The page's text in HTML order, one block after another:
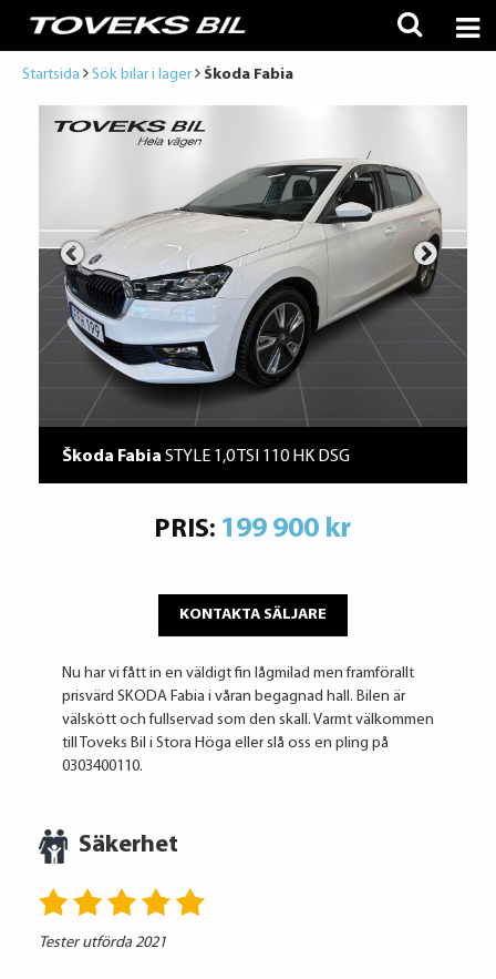
Startsida Sök bilar i lager Škoda Fabia
Škoda FabiaSTYLE 1,0 TSI 110 HK DSG
PRIS: 199 900 kr
KONTAKTA SÄLJARE
Nu har vi fått in en väldigt fin lågmilad men framförallt
prisvärd SKODA Fabia i våran begagnad hall. Bilen är
välskött och fullservad som den skall. Varmt välkommen
till Toveks Bil i Stora Höga eller slå oss en pling på
0303400110.
Säkerhet
Tester utförda 2021